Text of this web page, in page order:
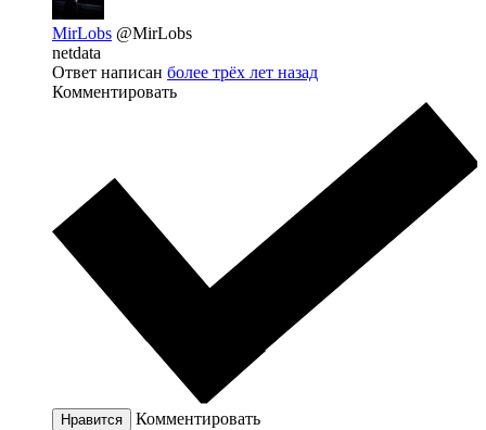
MirLobs @MirLobs
netdata
Ответ написан более трёх лет назад
Комментировать
Нравится Комментировать